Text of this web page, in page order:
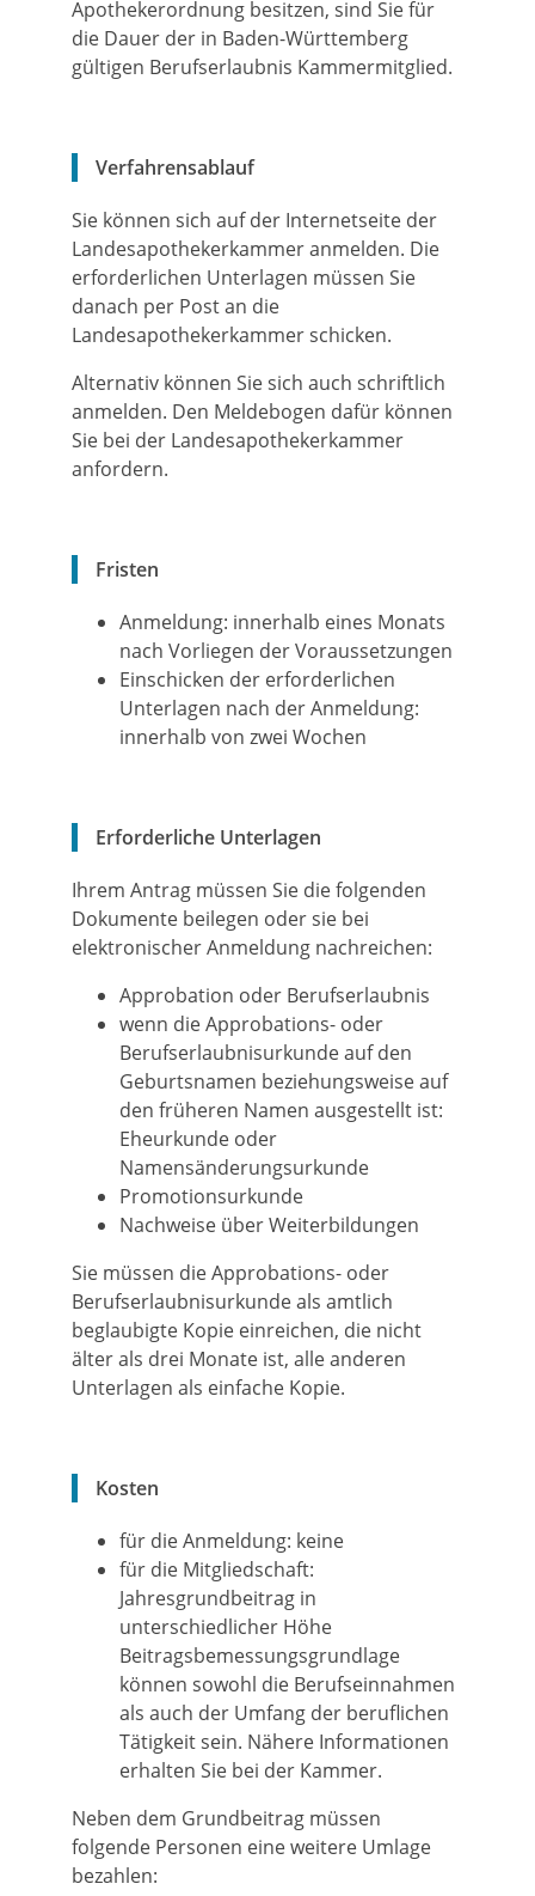
Apothekerordnung besitzen, sind Sie für
die Dauer der in Baden-Württemberg
gültigen Berufserlaubnis Kammermitglied.
Verfahrensablauf
Sie können sich auf der Internetseite der
Landesapothekerkammer anmelden. Die
erforderlichen Unterlagen müssen Sie
danach per Post an die
Landesapothekerkammer schicken.
Alternativ können Sie sich auch schriftlich
anmelden. Den Meldebogen dafür können
Sie bei der Landesapothekerkammer
anfordern.
Fristen
Anmeldung: innerhalb eines Monats
nach Vorliegen der Voraussetzungen
Einschicken der erforderlichen
Unterlagen nach der Anmeldung:
innerhalb von zwei Wochen
Erforderliche Unterlagen
Ihrem Antrag müssen Sie die folgenden
Dokumente beilegen oder sie bei
elektronischer Anmeldung nachreichen:
Approbation oder Berufserlaubnis
wenn die Approbations- oder
Berufserlaubnisurkunde auf den
Geburtsnamen beziehungsweise auf
den früheren Namen ausgestellt ist:
Eheurkunde oder
Namensänderungsurkunde
Promotionsurkunde
Nachweise über Weiterbildungen
Sie müssen die Approbations- oder
Berufserlaubnisurkunde als amtlich
beglaubigte Kopie einreichen, die nicht
älter als drei Monate ist, alle anderen
Unterlagen als einfache Kopie.
Kosten
für die Anmeldung: keine
für die Mitgliedschaft:
Jahresgrundbeitrag in
unterschiedlicher Höhe
Beitragsbemessungsgrundlage
können sowohl die Berufseinnahmen
als auch der Umfang der beruflichen
Tätigkeit sein. Nähere Informationen
erhalten Sie bei der Kammer.
Neben dem Grundbeitrag müssen
folgende Personen eine weitere Umlage
bezahlen: